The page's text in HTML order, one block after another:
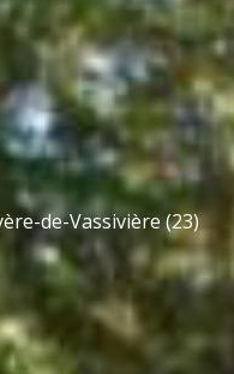
de-Vassivière (23)